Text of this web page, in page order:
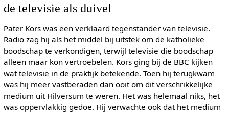
de televisie als duivel
Pater Kors was een verklaard tegenstander van televisie.
Radio zag hij als het middel bij uitstek om de katholieke
boodschap te verkondigen, terwijl televisie die boodschap
alleen maar kon vertroebelen. Kors ging bij de BBC kijken
wat televisie in de praktijk betekende. Toen hij terugkwam
was hij meer vastberaden dan ooit om dit verschrikkelijke
medium uit Hilversum te weren. Het was helemaal niks, het
was oppervlakkig gedoe. Hij verwachte ook dat het medium